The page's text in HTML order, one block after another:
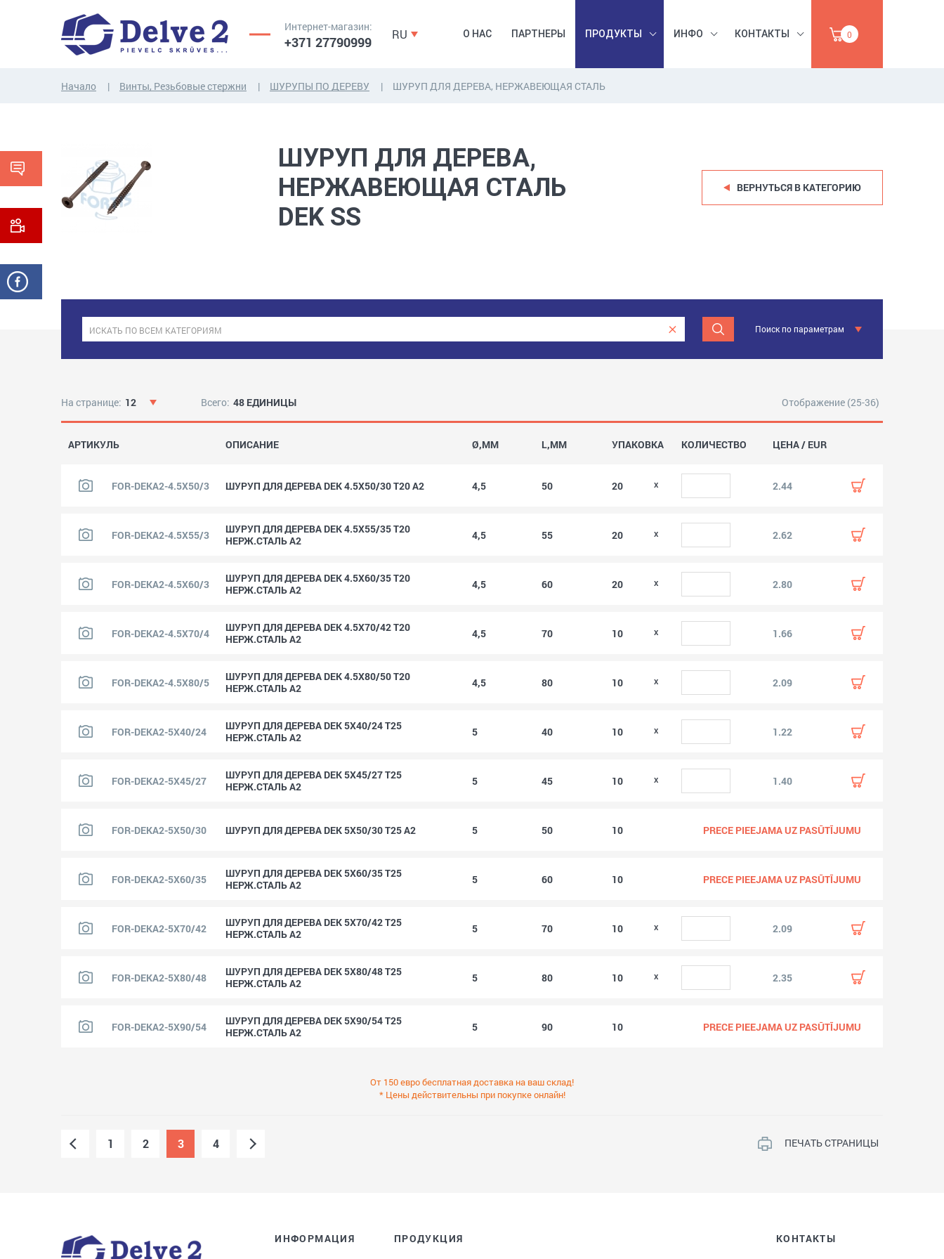
Интернет-магазин:
+371 27790999 RU О НАС ПАРТНЕРЫ ПРОДУКТЫ
СТЕРЖНИ
ДЮБЕЛЬГВОЗДЬ,
ЯКОРЯ, КРЕПЕЖИ
ФУРНИТУРА,
ЛЕНТЫ, ГВОЗДИ
ИНФО КОНТАКТЫ 0
Начало Винты, Резьбовые стержни ШУРУПЫ ПО ДЕРЕВУ ШУРУП ДЛЯ ДЕРЕВА, НЕРЖАВЕЮЩАЯ СТАЛЬ
ШУРУП ДЛЯ ДЕРЕВА,
НЕРЖАВЕЮЩАЯ СТАЛЬ
DEK SS
ВЕРНУТЬСЯ В КАТЕГОРИЮ
Поиск по параметрам
На странице: 12 Всего: 48 ЕДИНИЦЫ Отображение (25-36)
АРТИКУЛЬ ОПИСАНИЕ Ø,MM L,MM УПАКОВКА КОЛИЧЕСТВО ЦЕНА / EUR
FOR-DEKA2-4.5X50/3 ШУРУП ДЛЯ ДЕРЕВА DEK 4.5X50/30 T20 A2 4,5 50 20 2.44
FOR-DEKA2-4.5X55/3
ШУРУП ДЛЯ ДЕРЕВА DEK 4.5X55/35 T20
НЕРЖ.СТАЛЬ A2
4,5 55 20 2.62
FOR-DEKA2-4.5X60/3
ШУРУП ДЛЯ ДЕРЕВА DEK 4.5X60/35 T20
НЕРЖ.СТАЛЬ A2
4,5 60 20 2.80
FOR-DEKA2-4.5X70/4
ШУРУП ДЛЯ ДЕРЕВА DEK 4.5X70/42 T20
НЕРЖ.СТАЛЬ A2
4,5 70 10 1.66
FOR-DEKA2-4.5X80/5
ШУРУП ДЛЯ ДЕРЕВА DEK 4.5X80/50 T20
НЕРЖ.СТАЛЬ A2
4,5 80 10 2.09
FOR-DEKA2-5X40/24
ШУРУП ДЛЯ ДЕРЕВА DEK 5X40/24 T25
НЕРЖ.СТАЛЬ A2
5 40 10 1.22
FOR-DEKA2-5X45/27
ШУРУП ДЛЯ ДЕРЕВА DEK 5X45/27 T25
НЕРЖ.СТАЛЬ A2
5 45 10 1.40
FOR-DEKA2-5X50/30 ШУРУП ДЛЯ ДЕРЕВА DEK 5X50/30 T25 A2 5 50 10 PRECE PIEEJAMA UZ PASŪTĪJUMU
FOR-DEKA2-5X60/35
ШУРУП ДЛЯ ДЕРЕВА DEK 5X60/35 T25
НЕРЖ.СТАЛЬ A2
5 60 10 PRECE PIEEJAMA UZ PASŪTĪJUMU
FOR-DEKA2-5X70/42
ШУРУП ДЛЯ ДЕРЕВА DEK 5X70/42 T25
НЕРЖ.СТАЛЬ A2
5 70 10 2.09
FOR-DEKA2-5X80/48
ШУРУП ДЛЯ ДЕРЕВА DEK 5X80/48 T25
НЕРЖ.СТАЛЬ A2
5 80 10 2.35
FOR-DEKA2-5X90/54
ШУРУП ДЛЯ ДЕРЕВА DEK 5X90/54 T25
НЕРЖ.СТАЛЬ A2
5 90 10 PRECE PIEEJAMA UZ PASŪTĪJUMU
От 150 евро бесплатная доставка на ваш склад!
* Цены действительны при покупке онлайн!
1 2 3 4 ПЕЧАТЬ СТРАНИЦЫ
ИНФОРМАЦИЯ ПРОДУКЦИЯ КОНТАКТЫ